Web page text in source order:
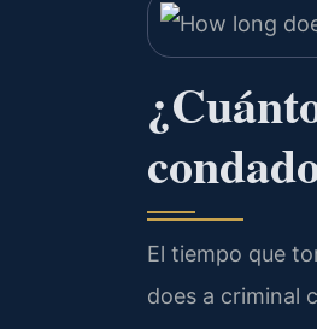
El tiempo que
does a criminal